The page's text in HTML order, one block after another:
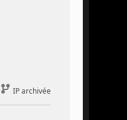
IP archivée